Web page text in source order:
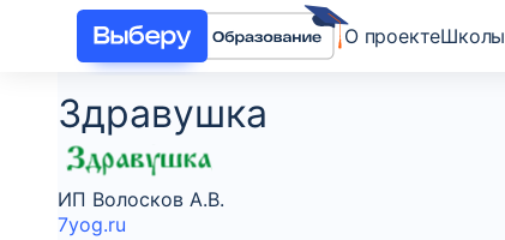
О проектеШколы
Здравушка
ИП Волосков А.В.
7yog.ru